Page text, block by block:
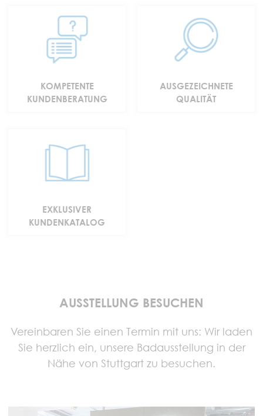
KOMPETENTE
KUNDENBERATUNG
TELEFON:
+49 (0) 70 24 / 94
11 0
info@repabad.com
AUSGEZEICHNETE
QUALITÄT
EXKLUSIVER
KUNDENKATALOG
Wannen,
Badmöbel
Ansehen
AUSSTELLUNG BESUCHEN
Vereinbaren Sie einen Termin mit uns: Wir laden
Sie herzlich ein, unsere Badausstellung in der
Nähe von Stuttgart zu besuchen.